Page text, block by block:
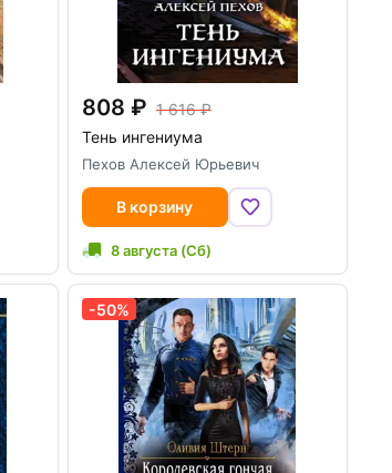
808
1 616
Тень ингениума
Пехов Алексей Юрьевич
В корзину
8 августа (Сб)
-50%